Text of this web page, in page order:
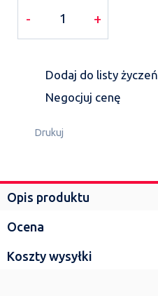
- +
Dodaj do listy życzeń
Negocjuj cenę
Drukuj
Opis produktu
Ocena
Koszty wysyłki